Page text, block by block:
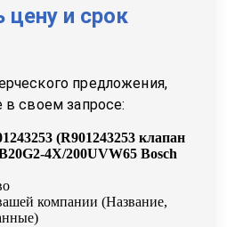
цену и срок
предложения,
в своем запросе:
(R901243253 клапан
4X/200UVW65 Bosch
компании (Название,